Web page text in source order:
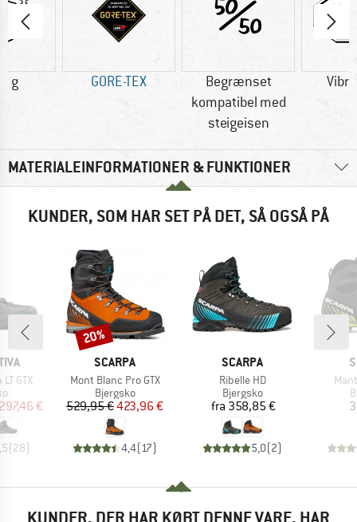
g GORE-TEX
Begrænset
kompatibel med
steigeisen
MATERIALEINFORMATIONER & FUNKTIONER
KUNDER, SOM HAR SET PÅ DET, SÅ OGSÅ PÅ
GTX
pris
€
(28)
MÆRKE
SCARPA
Artikel
Mont Blanc Pro GTX
Produktgruppe
Bjergsko
Pris
529,95 €Nedsat pris
423,96 €
4,4( 17)
Rabat
20%
MÆRKE
SCARPA
Artikel
Ribelle HD
Produktgruppe
Bjergsko
Pris
fra 358,85 €
5,0(2)
KUNDER, DER HAR KØBT DENNE VARE, HAR